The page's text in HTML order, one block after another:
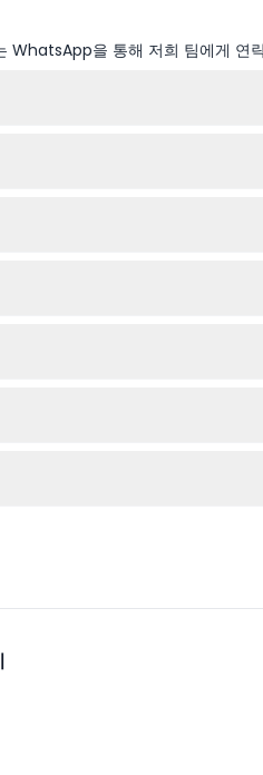
WhatsApp을 통해 저희 팀에게 연